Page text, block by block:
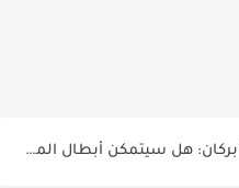
سيمبا - نهضة بركان: هل سيتمكن أبطال المغرب من الحفاظ...